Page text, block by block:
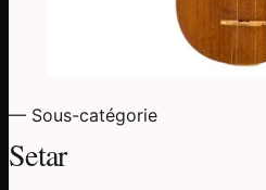
— Sous-catégorie
Setar